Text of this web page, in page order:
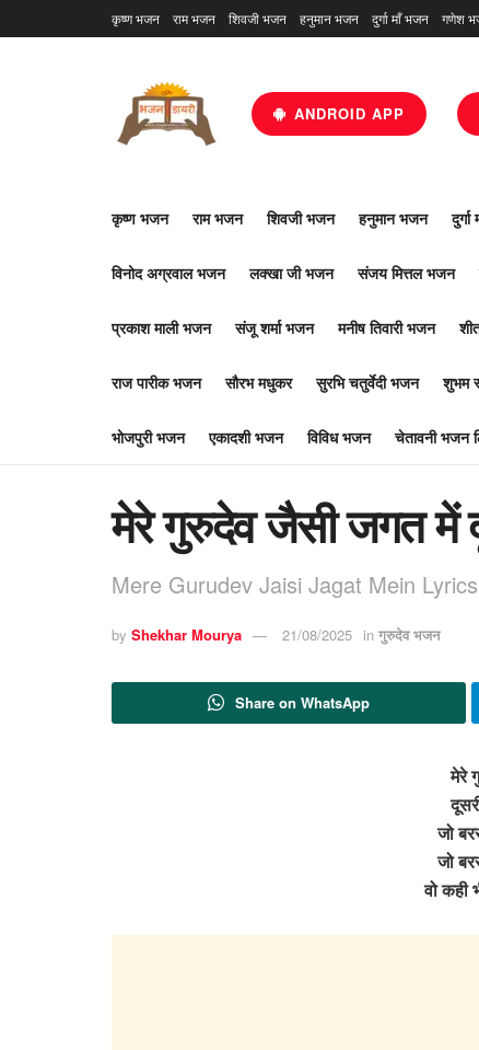
कृष्ण भजन राम भजन शिवजी भजन हनुमान भजन दुर्गा माँ भजन गणेश
ANDROID APP
कृष्ण भजन राम भजन शिवजी भजन हनुमान भजन
विनोद अग्रवाल भजन लक्खा जी भजन संजय मित्तल भजन
प्रकाश माली भजन संजू शर्मा भजन मनीष तिवारी भजन
राज पारीक भजन सौरभ मधुकर सुरभि चतुर्वेदी भजन शुभम
भोजपुरी भजन एकादशी भजन विविध भजन चेतावनी भजन
मेरे गुरुदेव जैसी जगत में
Mere Gurudev Jaisi Jagat Mein Lyrics
by Shekhar Mourya 21/08/2025 in गुरुदेव भजन
Share on WhatsApp
मेरे
जो
जो
वो कही